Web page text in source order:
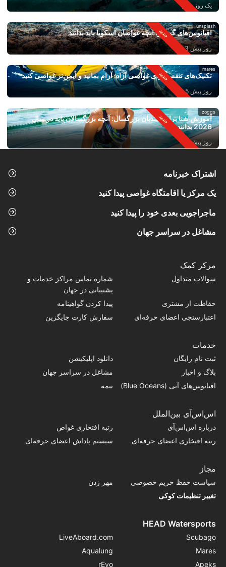
یک روز پیش
unsplash
اقیانوس‌های گرم‌تر: آنچه غواصان اسکوبا باید بدانند
روز پیش 3
mares
تکنیک‌های تنفس برای غواصی آزاد: آرام بمانید و ایمن‌تر غواصی کنید
روز پیش 5
zoggs
آموزش شنا برای مبتدیان بزرگسال: آنچه بزرگسالان باید در سال
2026 بدانند
روز پیش 6
اشتراک خبرنامه
یک مرکز یا اقامتگاه غواصی پیدا کنید
ماجراجویی بعدی خود را پیدا کنید
مشاغل در سراسر جهان
مرکز کمک
سوالات متداول
شماره تماس‌ مراکز خدمات و
پشتیبانی در جهان
حفاظت از مشتری
پیدا کردن گواهینامه
اعتبارسنجی اعضای حرفه‌ای
سفارش کارت جایگزین
خدمات
ثبت نام رایگان
دانلود اپلیکیشن
بلاگ و اخبار
مشاغل در سراسر جهان
اقیانوس‌های آبی (Blue Oceans)
بیمه
اس‌اس‌آی بین‌الملل
درباره اس‌اس‌آی
رتبه افتخاری غواص
رتبه افتخاری اعضای حرفه‌ای
سیستم پاداش اعضای حرفه‌ای
مجاز
سیاست حفظ حریم خصوصی
مهر زدن
تغییر تنظیمات کوکی
HEAD Watersports
Scubago
LiveAboard.com
Mares
Aqualung
Apeks
rEvo